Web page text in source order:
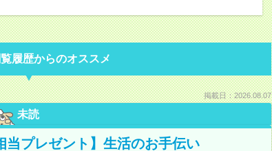
履歴からのオススメ
掲載日：2026.08.07
未読
プレゼント】生活のお手伝い